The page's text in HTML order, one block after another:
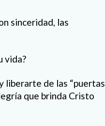
sinceridad, las
vida?
liberarte de las “puertas
que brinda Cristo